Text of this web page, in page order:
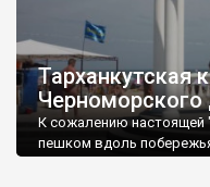
Тарханкутская
К сожалению настоящей
пешком вдоль